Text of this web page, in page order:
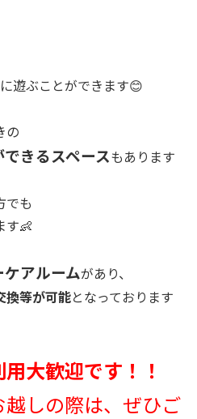
遊ぶことができます😊
の
きるスペースもあります
でも
す👶
アルームがあり、
換等が可能となっております
大歓迎です！！
しの際は、ぜひご